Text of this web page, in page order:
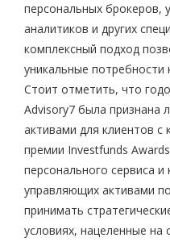
персональных брокеров,
аналитиков и других
комплексный подход
уникальные потребности
Стоит отметить, что
Advisory7 была признана
активами для клиентов с
премии Investfunds Awards
персонального сервиса
управляющих активами
принимать
условиях, нацеленные на